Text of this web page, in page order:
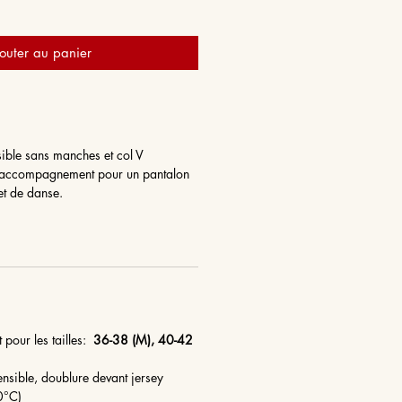
au panier
sans manches et col V
pour un pantalon
de danse.
pour les tailles: 36-38 (M), 40-42
doublure devant jersey